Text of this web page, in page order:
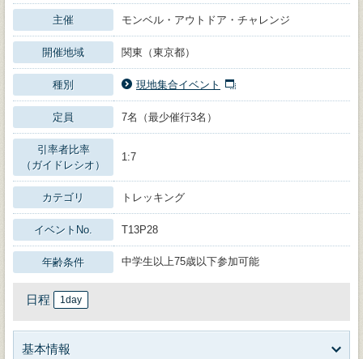
主催 モンベル・アウトドア・チャレンジ
開催地域 関東（東京都）
種別 現地集合イベント
定員 7名（最少催行3名）
引率者比率
（ガイドレシオ）
1:7
カテゴリ トレッキング
イベントNo. T13P28
年齢条件 中学生以上75歳以下参加可能
日程 1day
基本情報